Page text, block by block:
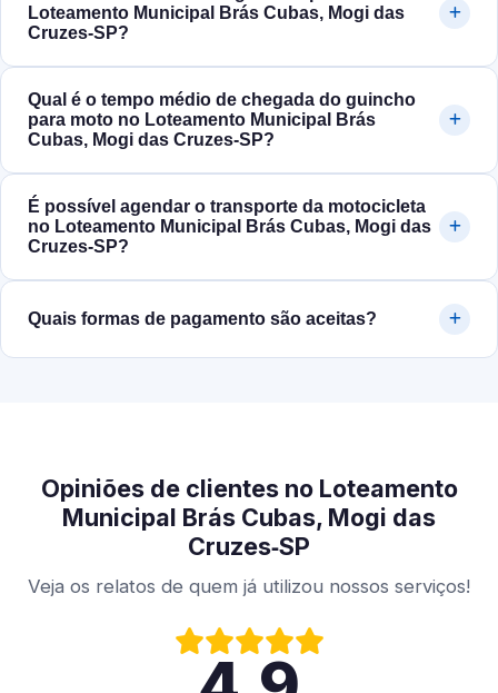
Loteamento Municipal Brás Cubas, Mogi das
Cruzes‑SP?
Qual é o tempo médio de chegada do guincho
para moto no Loteamento Municipal Brás
Cubas, Mogi das Cruzes‑SP?
É possível agendar o transporte da motocicleta
no Loteamento Municipal Brás Cubas, Mogi das
Cruzes‑SP?
Quais formas de pagamento são aceitas?
Opiniões de clientes no Loteamento
Municipal Brás Cubas, Mogi das
Cruzes‑SP
Veja os relatos de quem já utilizou nossos serviços!